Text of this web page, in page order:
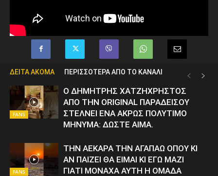
ΔΕΙΤΑ ΑΚΟΜΑ ΠΕΡΙΣΣΟΤΕΡΑ ΑΠΟ ΤΟ ΚΑΝΑΛΙ
FANS
Ο ΔΗΜΗΤΡΗΣ ΧΑΤΖΗΧΡΗΣΤΟΣ
ΑΠΟ ΤΗΝ ORIGINAL ΠΑΡΑΔΕΙΣΟΥ
ΣΤΕΛΝΕΙ ΕΝΑ ΑΚΡΩΣ ΠΟΛΥΤΙΜΟ
ΜΗΝΥΜΑ: ΔΩΣΤΕ ΑΙΜΑ.
FANS
ΤΗΝ ΑΕΚΑΡΑ ΤΗΝ ΑΓΑΠΑΩ ΟΠΟΥ ΚΙ
ΑΝ ΠΑΙΖΕΙ ΘΑ ΕΙΜΑΙ ΚΙ ΕΓΩ ΜΑΖΙ
ΓΙΑΤΙ ΜΟΝΑΧΑ ΑΥΤΗ Η ΟΜΑΔΑ